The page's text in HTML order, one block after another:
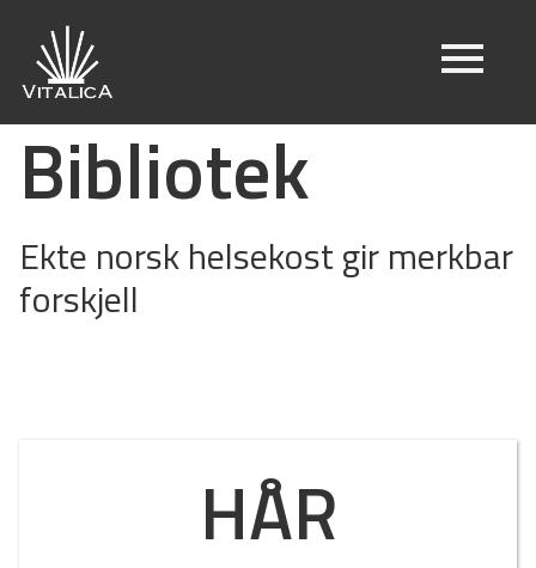
Bibliotek
Ekte norsk helsekost gir merkbar
forskjell
HÅR